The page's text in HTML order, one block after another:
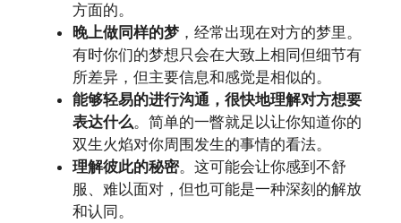
方面的。
晚上做同样的梦 ，经常出现在对方的梦里。
有时你们的梦想只会在大致上相同但细节有
所差异，但主要信息和感觉是相似的。
能够轻易的进行沟通，很快地理解对方想要
表达什么。简单的一瞥就足以让你知道你的
双生火焰对你周围发生的事情的看法。
理解彼此的秘密。这可能会让你感到不舒
服、难以面对，但也可能是一种深刻的解放
和认同。